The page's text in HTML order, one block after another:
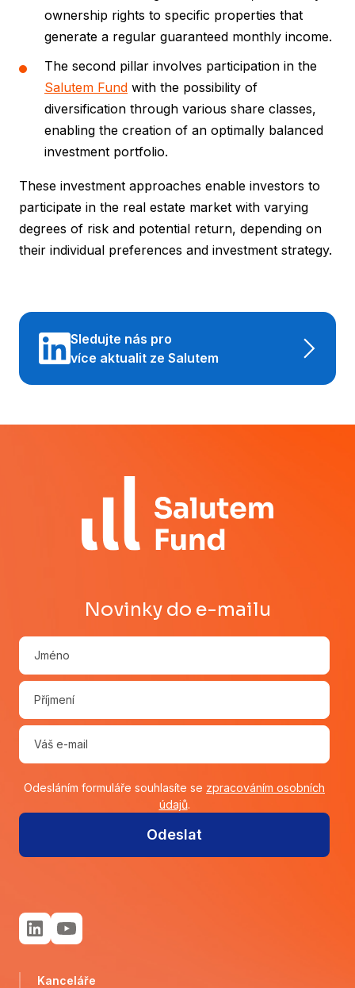
ownership rights to specific properties that
generate a regular guaranteed monthly income.
The second pillar involves participation in the
Salutem Fund with the possibility of
diversification through various share classes,
enabling the creation of an optimally balanced
investment portfolio.
These investment approaches enable investors to
participate in the real estate market with varying
degrees of risk and potential return, depending on
their individual preferences and investment strategy.
Sledujte nás pro
více aktualit ze Salutem
Novinky do e-mailu
Odesláním formuláře souhlasíte se zpracováním osobních
údajů.
Odeslat
Kanceláře